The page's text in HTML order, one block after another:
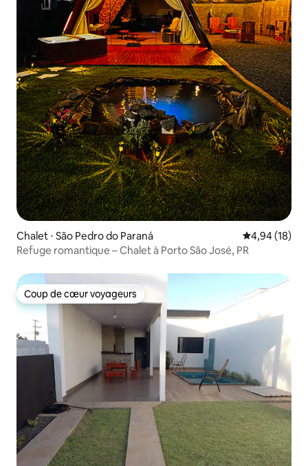
Chalet ⋅ São Pedro do Paraná Évaluation
4,94 (18)
Refuge romantique – Chalet à Porto São José, PR
Coup de cœur voyageurs
Coup de cœur voyageurs